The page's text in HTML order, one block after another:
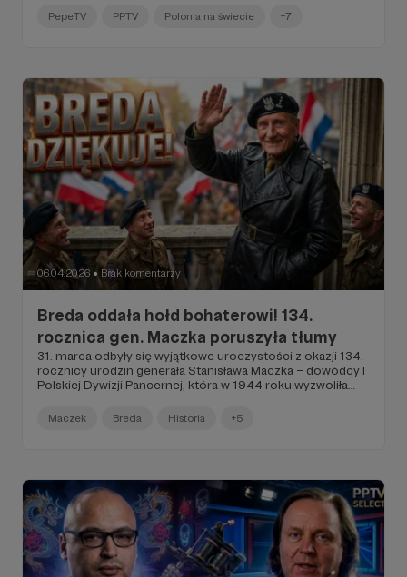
PepeTV PPTV Polonia na świecie +7
06.04.2026 ● Brak komentarzy
Breda oddała hołd bohaterowi! 134.
rocznica gen. Maczka poruszyła tłumy
31. marca odbyły się wyjątkowe uroczystości z okazji 134.
rocznicy urodzin generała Stanisława Maczka – dowódcy I
Polskiej Dywizji Pancernej, która w 1944 roku wyzwoliła
Maczek Breda Historia +5